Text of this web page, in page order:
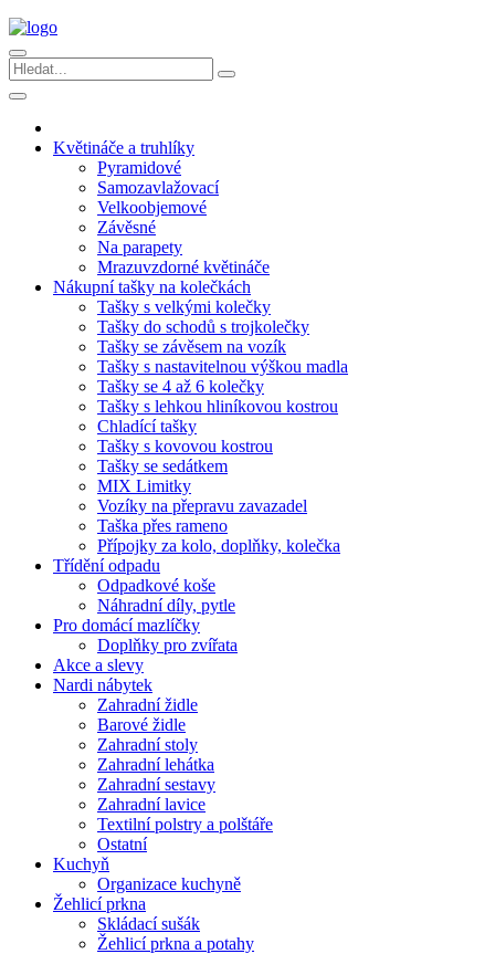
Květináče a truhlíky
Pyramidové
Samozavlažovací
Velkoobjemové
Závěsné
Na parapety
Mrazuvzdorné květináče
Nákupní tašky na kolečkách
Tašky s velkými kolečky
Tašky do schodů s trojkolečky
Tašky se závěsem na vozík
Tašky s nastavitelnou výškou madla
Tašky se 4 až 6 kolečky
Tašky s lehkou hliníkovou kostrou
Chladící tašky
Tašky s kovovou kostrou
Tašky se sedátkem
MIX Limitky
Vozíky na přepravu zavazadel
Taška přes rameno
Přípojky za kolo, doplňky, kolečka
Třídění odpadu
Odpadkové koše
Náhradní díly, pytle
Pro domácí mazlíčky
Doplňky pro zvířata
Akce a slevy
Nardi nábytek
Zahradní židle
Barové židle
Zahradní stoly
Zahradní lehátka
Zahradní sestavy
Zahradní lavice
Textilní polstry a polštáře
Ostatní
Kuchyň
Organizace kuchyně
Žehlicí prkna
Skládací sušák
Žehlicí prkna a potahy